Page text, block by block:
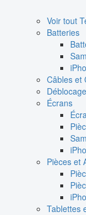
Voir tout
Batteries
Câbles et
Écrans
Pièces et
Tablettes